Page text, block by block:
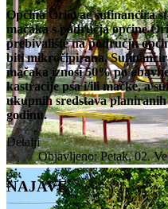
Općina Oriovac sufinancira
mačaka s područja općine
prebivalište na području
biti mikročipirana.
mačaka iznosi 50% po
kastracije psa i/ili mačke, a
ukupnih sredstava
godinu.
Detalji
Objavljeno: Petak, 02.
NAJAVE